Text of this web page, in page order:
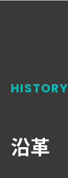
HISTORY
沿革